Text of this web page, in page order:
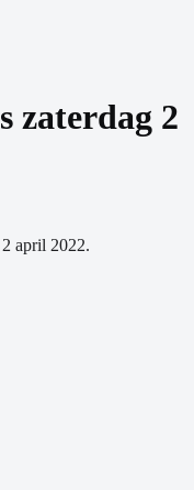
zaterdag 2
april 2022.